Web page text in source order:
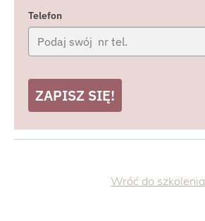
Telefon
ZAPISZ SIĘ!
Wróć do szkolenia